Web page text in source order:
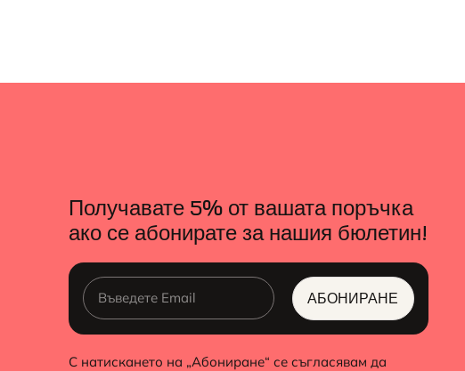
Получавате 5% от вашата поръчка
ако се абонирате за нашия бюлетин!
АБОНИРАНЕ
ALTERNATIVE:
С натискането на „Абониране“ се съгласявам да